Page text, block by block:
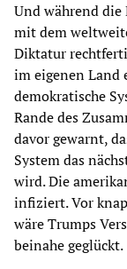
Und während
mit dem
Diktatur
im eigenen Land
demokratische
Rande des
davor gewarnt,
System das
wird. Die
infiziert. Vor
wäre Trumps
beinahe geglückt.